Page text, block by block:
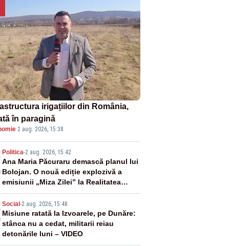
irigațiilor din România,
în paragină
·2 aug. 2026, 15:38
Politica-2 aug. 2026, 15:42
Ana Maria Păcuraru demască planul lui
Bolojan. O nouă ediție explozivă a
emisiunii „Miza Zilei” la Realitatea
PLUS
Social -2 aug. 2026, 15:48
Misiune ratată la Izvoarele, pe Dunăre:
stânca nu a cedat, militarii reiau
detonările luni – VIDEO